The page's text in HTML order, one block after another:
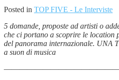
Posted in TOP FIVE - Le Interviste
5 domande, proposte ad artisti o
che ci portano a scoprire le location
del panorama internazionale. UNA
a suon di musica